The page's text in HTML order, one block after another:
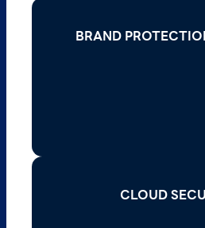
BRAND
BRAND
CLOUD
CLOUD SECURITY